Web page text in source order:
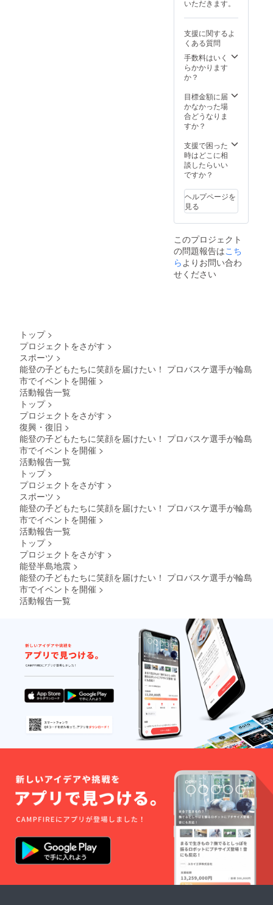
ミスしたりしたら、どう切
り替えますか？」「フリー
スローを打つ時に何を考え
ていますか？どうしたら上
手くなりますか？」などの
質問が寄せられました。
「バスケ人生で一番いいプ
レーは？」との質問には、
篠山竜青は2018年に開催さ
れたバスケットボールワー
ルドカップ2019アジア地区
1次予選のオーストラリア戦
で、ディフェンスリバウン
ドからレイアップシュート
を決めたプレーについて話
し、橋本竜馬は複数の玉を
一気に皿に載せるけん玉を1
突っ込みを受けていまし
た。湊谷安玲久司朱は、三
菱電機ダイヤモンドドル
ヤモンドドルフィンズ）で
のルーキーシーズン、ずっ
調子を落とし控えに回った
試合で30点取って次の試合
からスタートに復帰したこ
と、橋田選手は秋田銀行で
引退を宣言して迎えたシー
ズンに国体でも実業団大会
で優勝、決
勝の個人最
多得点（40
得点）を記
録。青山学
院大学では
橋本ととも
に3冠を達
後、三菱電
機ダイヤモ
ンドドル
フィンズ
（現・名古
屋ダイヤモ
フィン
ズ）、茨城
ロボッツ、
横浜ビー・
の経験から
トレーニン
リメントを
BEEFMAN.E
辛料／
調味料
（アミ
ノ酸
等）、
着色料
（カラ
に小
麦・大
豆・牛
含む）
※原材料
及び添
加物等
表示は
お届け
商品の
ラベル
されま
す。商
品開封
前には
必ずお
認くだ
創業半
野菜の
旨味が
のカ
レーで
味が溶
け込ん
だ、 濃
厚でド
ロッと
した黒
いルー
が特徴
の「金
沢カ
レー」
。 北陸
エリア
で食肉
肉業を
営むカ
トー
ミート
は、 能
登半島
地震の
被災地
を応援
との思
いから
北陸を
【保存
方法・
限】 高
温多湿
を避け
て常温
な
お、開
限に関
わら
ず、お
早めに
上がり
くださ
い。 ※
原材料
加物等
の食品
表示は
お届け
商品の
リター
認くだ
さい。
「notog
ocochi
とごこ
ちー
我が子
が安心
して食
べられ
るお菓
子を』
との思
いから
誕生し
た、野
菜の優
しい甘
みが特
徴の
キーで
す。 安
全なも
のを作
るため
には、
原料も
大切！
という
で、お
菓子作
りに使
れ ふ
ぐ塩糀
70g ・
本まぐ
ろ塩糀
炙り
100g ・
炙り
150g ・
サーモ
ン塩糀
120g
【保存
方
法】
【消費
期
限】
冷凍で
原材料
及び添
加物等
の食品
表示は
必ずお
届けの
意書き
をご確
を通じ
て「健
できれ
ば幸い
活きた
塩糀炙
りシ
リーズ
で
ちょっ
と贅沢
なひと
時をお
楽しみ
くださ
鮮な国
産鰤、
ぐ、厳
選した
アトラ
ン
ティッ
クサー
モンを
四十萬
谷特製
の塩糀
に漬け
込んで
いただきます。
支援に関するよ
くある質問
手数料はいく
らかかります
か？
目標金額に届
かなかった場
合どうなりま
すか？
支援で困った
時はどこに相
談したらいい
ですか？
ヘルプページを
見る
このプロジェクト
の問題報告はこち
ら よりお問い合わ
せください
トップ >
プロジェクトをさがす >
スポーツ >
能登の子どもたちに笑顔を届けたい！ プロバスケ選手が輪島
市でイベントを開催 >
活動報告一覧
トップ >
プロジェクトをさがす >
復興・復旧 >
能登の子どもたちに笑顔を届けたい！ プロバスケ選手が輪島
市でイベントを開催 >
活動報告一覧
トップ >
プロジェクトをさがす >
スポーツ >
能登の子どもたちに笑顔を届けたい！ プロバスケ選手が輪島
市でイベントを開催 >
活動報告一覧
トップ >
プロジェクトをさがす >
能登半島地震 >
能登の子どもたちに笑顔を届けたい！ プロバスケ選手が輪島
市でイベントを開催 >
活動報告一覧